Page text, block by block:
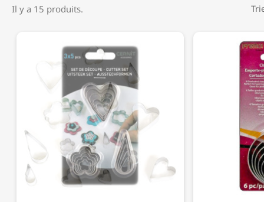
Il y a 15 produits.